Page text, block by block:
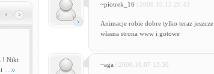
! Nikt
...
~piotrek_16 | 2008.10.15 20:43
Animacje robie dobre tylko teraz jeszcze
własna strona www i gotowe
~aga | 2008.10.07 13:30